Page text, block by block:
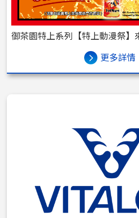
御茶園特上系列【特上動漫祭】
更多詳情